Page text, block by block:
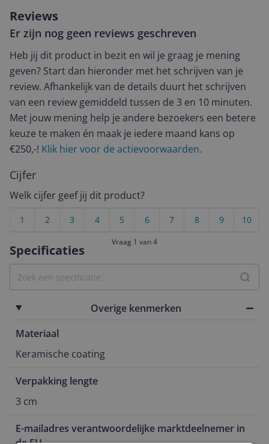
Specificaties
Overige kenmerken
Materiaal
Keramische coating
Verpakking lengte
3 cm
E-mailadres verantwoordelijke marktdeelnemer in
Reviews
Er zijn nog geen reviews geschreven
Heb jij dit product in bezit en wil je graag je mening
geven? Start dan hieronder met het schrijven van je
review. Afhankelijk van de details duurt het schrijven
van een review gemiddeld tussen de 3 en 10 minuten.
Met jouw mening help je andere bezoekers een betere
keuze te maken én maak je iedere maand kans op
€250,-! Klik hier voor de actievoorwaarden.
Cijfer
Welk cijfer geef jij dit product?
10
9
8
7
6
5
4
3
2
1
Vraag 1 van 4